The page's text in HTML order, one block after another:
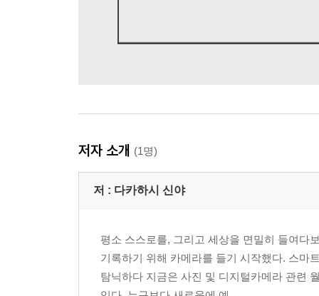
저자 소개 (1명)
저 : 다카하시 신야
평소 스스로를, 그리고 세상을 면밀히 들여다
기록하기 위해 카메라를 들기 시작했다. 스마
탐닉하다 지금은 사진 및 디지털카메라 관련